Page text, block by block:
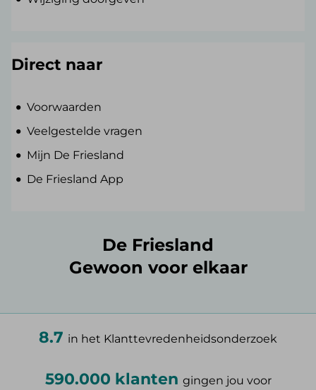
Direct naar
Voorwaarden
Veelgestelde vragen
Mijn De Friesland
De Friesland App
De Friesland
Gewoon voor elkaar
8.7 in het Klanttevredenheidsonderzoek
590.000 klanten gingen jou voor